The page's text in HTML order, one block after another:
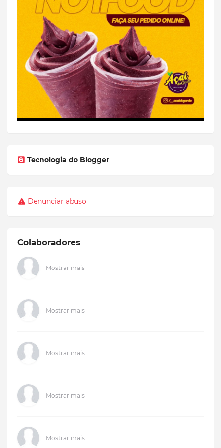
Tecnologia do Blogger
Denunciar abuso
Colaboradores
Mostrar mais
Mostrar mais
Mostrar mais
Mostrar mais
Mostrar mais